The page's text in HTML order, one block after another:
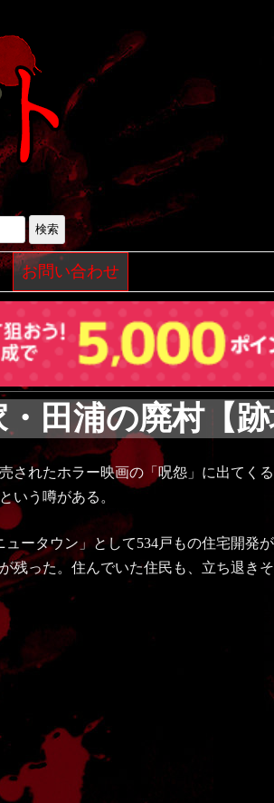
検索
お問い合わせ
田浦の廃村【跡
されたホラー映画の「呪怨」に出てくる
という噂がある。
ータウン」として534戸もの住宅開発
残った。住んでいた住民も、立ち退き